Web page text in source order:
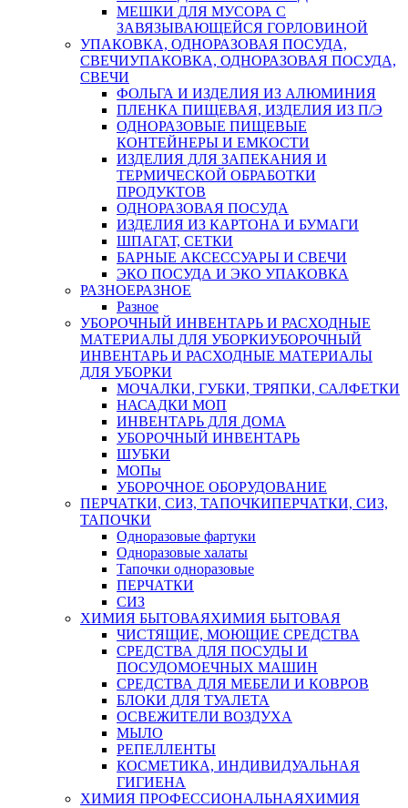
МЕШКИ ДЛЯ МУСОРА С
ЗАВЯЗЫВАЮЩЕЙСЯ ГОРЛОВИНОЙ
УПАКОВКА, ОДНОРАЗОВАЯ ПОСУДА,
СВЕЧИУПАКОВКА, ОДНОРАЗОВАЯ ПОСУДА,
СВЕЧИ
ФОЛЬГА И ИЗДЕЛИЯ ИЗ АЛЮМИНИЯ
ПЛЕНКА ПИЩЕВАЯ, ИЗДЕЛИЯ ИЗ П/Э
ОДНОРАЗОВЫЕ ПИЩЕВЫЕ
КОНТЕЙНЕРЫ И ЕМКОСТИ
ИЗДЕЛИЯ ДЛЯ ЗАПЕКАНИЯ И
ТЕРМИЧЕСКОЙ ОБРАБОТКИ
ПРОДУКТОВ
ОДНОРАЗОВАЯ ПОСУДА
ИЗДЕЛИЯ ИЗ КАРТОНА И БУМАГИ
ШПАГАТ, СЕТКИ
БАРНЫЕ АКСЕССУАРЫ И СВЕЧИ
ЭКО ПОСУДА И ЭКО УПАКОВКА
РАЗНОЕРАЗНОЕ
Разное
УБОРОЧНЫЙ ИНВЕНТАРЬ И РАСХОДНЫЕ
МАТЕРИАЛЫ ДЛЯ УБОРКИУБОРОЧНЫЙ
ИНВЕНТАРЬ И РАСХОДНЫЕ МАТЕРИАЛЫ
ДЛЯ УБОРКИ
МОЧАЛКИ, ГУБКИ, ТРЯПКИ, САЛФЕТКИ
НАСАДКИ МОП
ИНВЕНТАРЬ ДЛЯ ДОМА
УБОРОЧНЫЙ ИНВЕНТАРЬ
ШУБКИ
МОПы
УБОРОЧНОЕ ОБОРУДОВАНИЕ
ПЕРЧАТКИ, СИЗ, ТАПОЧКИПЕРЧАТКИ, СИЗ,
ТАПОЧКИ
Одноразовые фартуки
Одноразовые халаты
Тапочки одноразовые
ПЕРЧАТКИ
СИЗ
ХИМИЯ БЫТОВАЯХИМИЯ БЫТОВАЯ
ЧИСТЯЩИЕ, МОЮЩИЕ СРЕДСТВА
СРЕДСТВА ДЛЯ ПОСУДЫ И
ПОСУДОМОЕЧНЫХ МАШИН
СРЕДСТВА ДЛЯ МЕБЕЛИ И КОВРОВ
БЛОКИ ДЛЯ ТУАЛЕТА
ОСВЕЖИТЕЛИ ВОЗДУХА
МЫЛО
РЕПЕЛЛЕНТЫ
КОСМЕТИКА, ИНДИВИДУАЛЬНАЯ
ГИГИЕНА
ХИМИЯ ПРОФЕССИОНАЛЬНАЯХИМИЯ